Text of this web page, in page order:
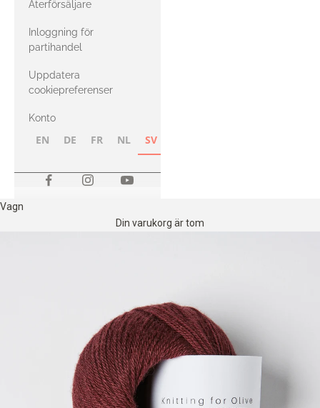
med Heavy
Merino
Återförsäljare
Inloggning för
partihandel
Uppdatera
cookiepreferenser
Konto
EN DE FR NL SV
Vagn
Din varukorg är tom